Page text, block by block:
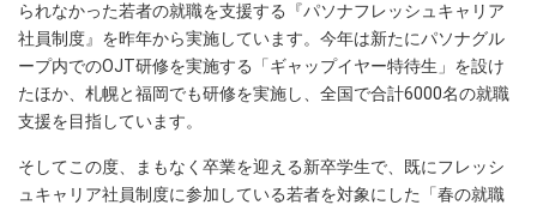
られなかった若者の就職を支援する『パソナフレッシュキャリア
社員制度』を昨年から実施しています。今年は新たにパソナグル
ープ内でのOJT研修を実施する「ギャップイヤー特待生」を設け
たほか、札幌と福岡でも研修を実施し、全国で合計6000名の就職
支援を目指しています。
そしてこの度、まもなく卒業を迎える新卒学生で、既にフレッシ
ュキャリア社員制度に参加している若者を対象にした「春の就職